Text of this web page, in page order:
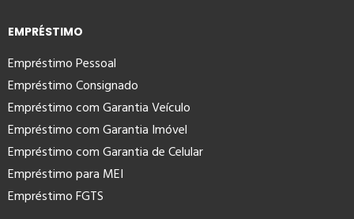
EMPRÉSTIMO
Empréstimo Pessoal
Empréstimo Consignado
Empréstimo com Garantia Veículo
Empréstimo com Garantia Imóvel
Empréstimo com Garantia de Celular
Empréstimo para MEI
Empréstimo FGTS